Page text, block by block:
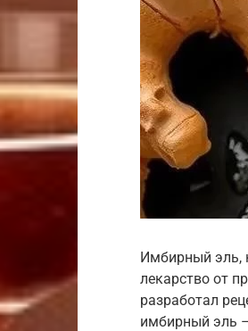
Имбирный эль,
лекарство от
разработал
имбирный эль